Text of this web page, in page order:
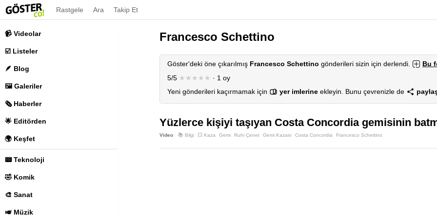
📹 Videolar
☑️ Listeler
🪶 Blog
🖼️ Galeriler
🗞️ Haberler
🌟 Editörden
🌍 Keşfet
📟 Teknoloji
🤣 Komik
🎨 Sanat
🎺 Müzik
Rastgele Ara Takip Et
Francesco Schettino
Göster'deki öne çıkarılmış Francesco Schettino gönderileri sizin için derlendi.
Bu
5/5 ★★★★★ · 1 oy
Yeni gönderileri kaçırmamak için
yer imlerine ekleyin. Bunu çevrenizle de
Yüzlerce kişiyi taşıyan Costa Concordia gemisinin
Video 📚 Bilgi 💥 Kaza Gemi Ruhi Çenet Gemi Kazası Costa Concordia Francesco Schettino